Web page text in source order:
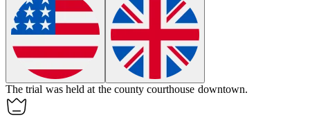
The trial was held at the county courthouse downtown.